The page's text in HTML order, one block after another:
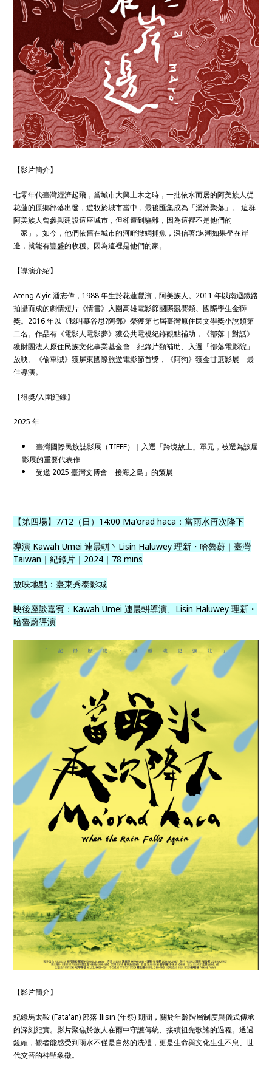
【影片簡介】
七零年代臺灣經濟起飛，當城市大興土木之時，一批依水而居的阿美族人從
花蓮的原鄉部落出發，遊牧於城市當中，最後匯集成為「溪洲聚落」。 這群
阿美族人曾參與建設這座城市，但卻遭到驅離，因為這裡不是他們的
「家」。如今，他們依舊在城市的河畔撒網捕魚，深信著:退潮如果坐在岸
邊，就能有豐盛的收穫。因為這裡是他們的家。
【導演介紹】
Ateng A'yic 潘志偉，1988 年生於花蓮豐濱，阿美族人。2011 年以南迴鐵路
拍攝而成的劇情短片《情書》入圍高雄電影節國際競賽類、國際學生金獅
獎。2016 年以《我叫慕谷思?阿鄧》榮獲第七屆臺灣原住民文學獎小說類第
二名。作品有《電影人電影夢》獲公共電視紀錄觀點補助，《部落｜對話》
獲財團法人原住民族文化事業基金會－紀錄片類補助、入選「部落電影院」
放映。《偷車賊》獲屏東國際旅遊電影節首獎，《阿狗》獲金甘蔗影展－最
佳導演。
【得獎/入圍紀錄】
2025 年
臺灣國際民族誌影展（TIEFF）｜入選「跨境故土」單元，被選為該屆
影展的重要代表作
受邀 2025 臺灣文博會「接海之島」的策展
【第四場】7/12（日）14:00 Ma'orad haca：當雨水再次降下
導演 Kawah Umei 連晨軿丶Lisin Haluwey 理新・哈魯蔚｜臺灣
Taiwan｜紀錄片｜2024｜78 mins
放映地點：臺東秀泰影城
映後座談嘉賓：Kawah Umei 連晨軿導演、Lisin Haluwey 理新・
哈魯蔚導演
【影片簡介】
紀錄馬太鞍 (Fata'an) 部落 Ilisin (年祭) 期間，關於年齡階層制度與儀式傳承
的深刻紀實。影片聚焦於族人在雨中守護傳統、接續祖先歌謠的過程。透過
鏡頭，觀者能感受到雨水不僅是自然的洗禮，更是生命與文化生生不息、世
代交替的神聖象徵。